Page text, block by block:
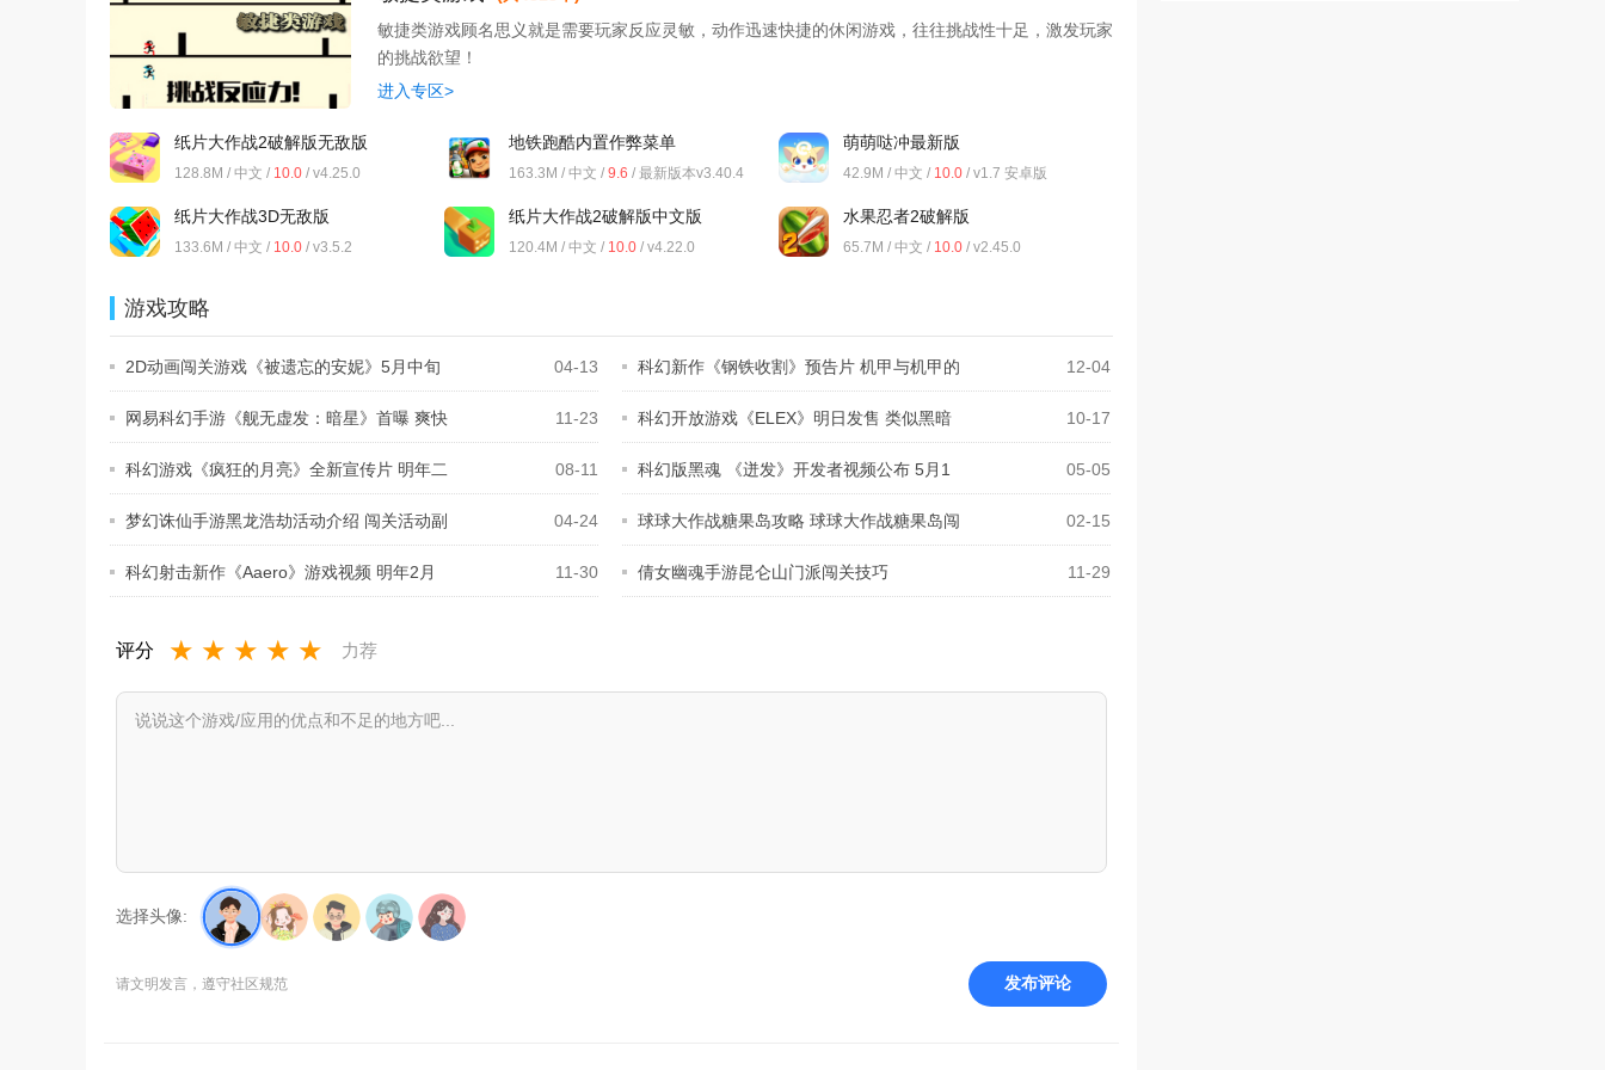
敏捷类游戏顾名思义就是需要玩家反应灵敏，动作迅速快捷的休闲游戏，往往挑战性十足，激发玩家
的挑战欲望！
进入专区>
纸片大作战2破解版无敌版
128.8M / 中文 / 10.0 / v4.25.0
地铁跑酷内置作弊菜单
163.3M / 中文 / 9.6 / 最新版本v3.40.4
萌萌哒冲最新版
42.9M / 中文 / 10.0 / v1.7 安卓版
纸片大作战3D无敌版
133.6M / 中文 / 10.0 / v3.5.2
纸片大作战2破解版中文版
120.4M / 中文 / 10.0 / v4.22.0
水果忍者2破解版
65.7M / 中文 / 10.0 / v2.45.0
游戏攻略
2D动画闯关游戏《被遗忘的安妮》5月中旬
04-13 科幻新作《钢铁收割》预告片 机甲与机甲的 12-04
网易科幻手游《舰无虚发：暗星》首曝 爽快 11-23
科幻开放游戏《ELEX》明日发售 类似黑暗
10-17
科幻游戏《疯狂的月亮》全新宣传片 明年二 08-11 科幻版黑魂 《迸发》开发者视频公布 5月1 05-05
梦幻诛仙手游黑龙浩劫活动介绍 闯关活动副 04-24 球球大作战糖果岛攻略 球球大作战糖果岛闯 02-15
科幻射击新作《Aaero》游戏视频 明年2月
11-30 倩女幽魂手游昆仑山门派闯关技巧 11-29
评分 ★ ★ ★ ★ ★ 力荐
选择头像:
请文明发言，遵守社区规范 发布评论